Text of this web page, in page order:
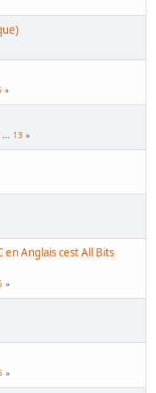
... 13
en Anglais cest All Bits